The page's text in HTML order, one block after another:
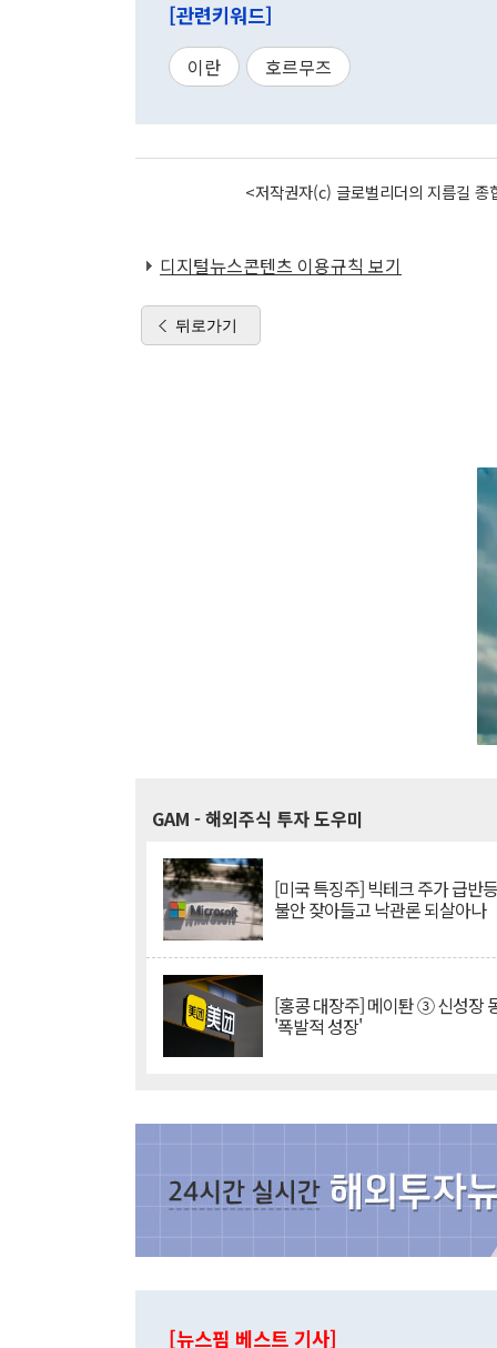
[관련키워드]
이란 호르무즈
<저작권자(c) 글로벌리더의 지름길
디지털뉴스콘텐츠 이용규칙 보기
뒤로가기
GAM - 해외주식 투자 도우미
[미국 특징주] 빅테크 주가 급반
불안 잦아들고 낙관론 되살아나
[홍콩 대장주] 메이퇀 ③ 신성장
'폭발적 성장'
[뉴스핌 베스트 기사]